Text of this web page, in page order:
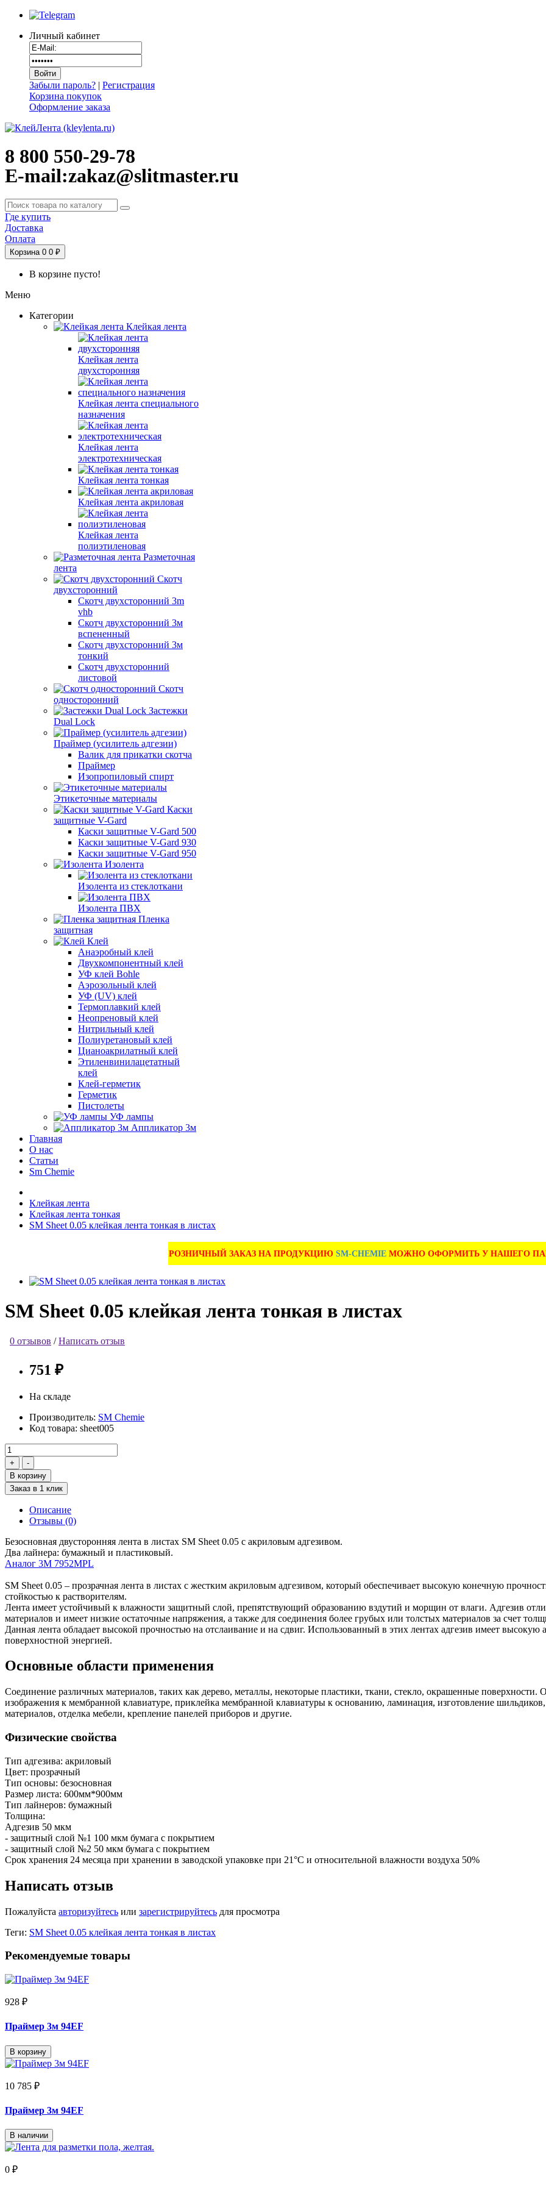
Личный кабинет
Забыли пароль? | Регистрация
Корзина покупок
Оформление заказа
8 800 550-29-78
E-mail:zakaz@slitmaster.ru
Где купить
Доставка
Оплата
Корзина 0 0 ₽
В корзине пусто!
Меню
Категории
Клейкая лента
Клейкая лента
двухсторонняя
Клейкая лента специального
назначения
Клейкая лента
электротехническая
Клейкая лента тонкая
Клейкая лента акриловая
Клейкая лента
полиэтиленовая
Разметочная
лента
Скотч
двухсторонний
Скотч двухсторонний 3m
vhb
Скотч двухсторонний 3м
вспененный
Скотч двухсторонний 3м
тонкий
Скотч двухсторонний
листовой
Скотч
односторонний
Застежки
Dual Lock
Праймер (усилитель адгезии)
Валик для прикатки скотча
Праймер
Изопропиловый спирт
Этикеточные материалы
Каски
защитные V-Gard
Каски защитные V-Gard 500
Каски защитные V-Gard 930
Каски защитные V-Gard 950
Изолента
Изолента из стеклоткани
Изолента ПВХ
Пленка
защитная
Клей
Анаэробный клей
Двухкомпонентный клей
УФ клей Bohle
Аэрозольный клей
УФ (UV) клей
Термоплавкий клей
Неопреновый клей
Нитрильный клей
Полиуретановый клей
Цианоакрилатный клей
Этиленвинилацетатный
клей
Клей-герметик
Герметик
Пистолеты
УФ лампы
Аппликатор 3м
Главная
О нас
Статьи
Sm Chemie
Клейкая лента
Клейкая лента тонкая
SM Sheet 0.05 клейкая лента тонкая в листах
РОЗНИЧНЫЙ ЗАКАЗ НА ПРОДУКЦИЮ SM-CHEMIE МОЖНО ОФОРМИТЬ У НАШЕГО
SM Sheet 0.05 клейкая лента тонкая в листах
0 отзывов /Написать отзыв
751 ₽
На складе
Производитель: SM Chemie
Код товара: sheet005
В корзину
Заказ в 1 клик
Описание
Отзывы (0)
Безосновная двусторонняя лента в листах SM Sheet 0.05 с акриловым адгезивом.
Два лайнера: бумажный и пластиковый.
Аналог 3M 7952MPL
SM Sheet 0.05 – прозрачная лента в листах с жестким акриловым адгезивом, который обеспечивает высокую конечную
стойкостью к растворителям.
Лента имеет устойчивый к влажности защитный слой, препятствующий образованию вздутий и морщин от влаги. Адгезив
материалов и имеет низкие остаточные напряжения, а также для соединения более грубых или толстых материалов за счет
Данная лента обладает высокой прочностью на отслаивание и на сдвиг. Использованный в этих лентах адгезив имеет
поверхностной энергией.
Основные области применения
Соединение различных материалов, таких как дерево, металлы, некоторые пластики, ткани, стекло, окрашенные
изображения к мембранной клавиатуре, приклейка мембранной клавиатуры к основанию, ламинация, изготовление
материалов, отделка мебели, крепление панелей приборов и другие.
Физические свойства
Тип адгезива: акриловый
Цвет: прозрачный
Тип основы: безосновная
Размер листа: 600мм*900мм
Тип лайнеров: бумажный
Толщина:
Адгезив 50 мкм
- защитный слой №1 100 мкм бумага с покрытием
- защитный слой №2 50 мкм бумага с покрытием
Срок хранения 24 месяца при хранении в заводской упаковке при 21°С и относительной влажности воздуха 50%
Написать отзыв
Пожалуйста авторизуйтесь или зарегистрируйтесь для просмотра
Теги: SM Sheet 0.05 клейкая лента тонкая в листах
Рекомендуемые товары
928 ₽
Праймер 3м 94EF
В корзину
10 785 ₽
Праймер 3м 94EF
В наличии
0 ₽